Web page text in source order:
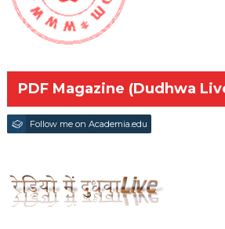
PDF Magazine (Dudhwa
Follow me on Academia.edu